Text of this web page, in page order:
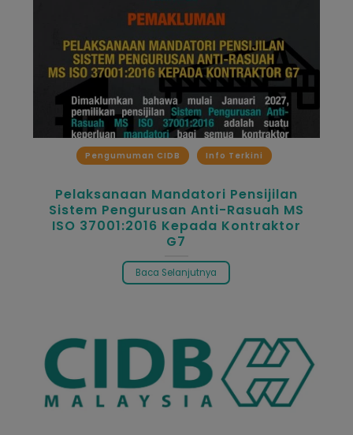
Pengumuman CIDB Info Terkini
Pelaksanaan Mandatori Pensijilan
Sistem Pengurusan Anti-Rasuah MS
ISO 37001:2016 Kepada Kontraktor
G7
Baca Selanjutnya